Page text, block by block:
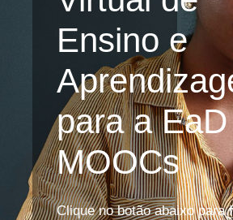
Ensino e
para a
MOOCs
Clique no botão abaixo para